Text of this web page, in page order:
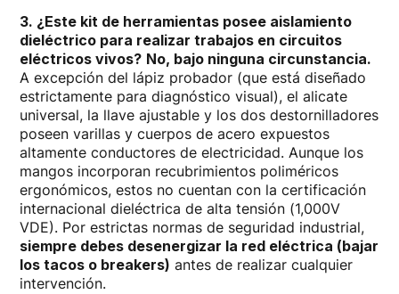
3. ¿Este kit de herramientas posee aislamiento
dieléctrico para realizar trabajos en circuitos
eléctricos vivos? No, bajo ninguna circunstancia.
A excepción del lápiz probador (que está diseñado
estrictamente para diagnóstico visual), el alicate
universal, la llave ajustable y los dos destornilladores
poseen varillas y cuerpos de acero expuestos
altamente conductores de electricidad. Aunque los
mangos incorporan recubrimientos poliméricos
ergonómicos, estos no cuentan con la certificación
internacional dieléctrica de alta tensión (1,000V
VDE). Por estrictas normas de seguridad industrial,
siempre debes desenergizar la red eléctrica (bajar
los tacos o breakers) antes de realizar cualquier
intervención.